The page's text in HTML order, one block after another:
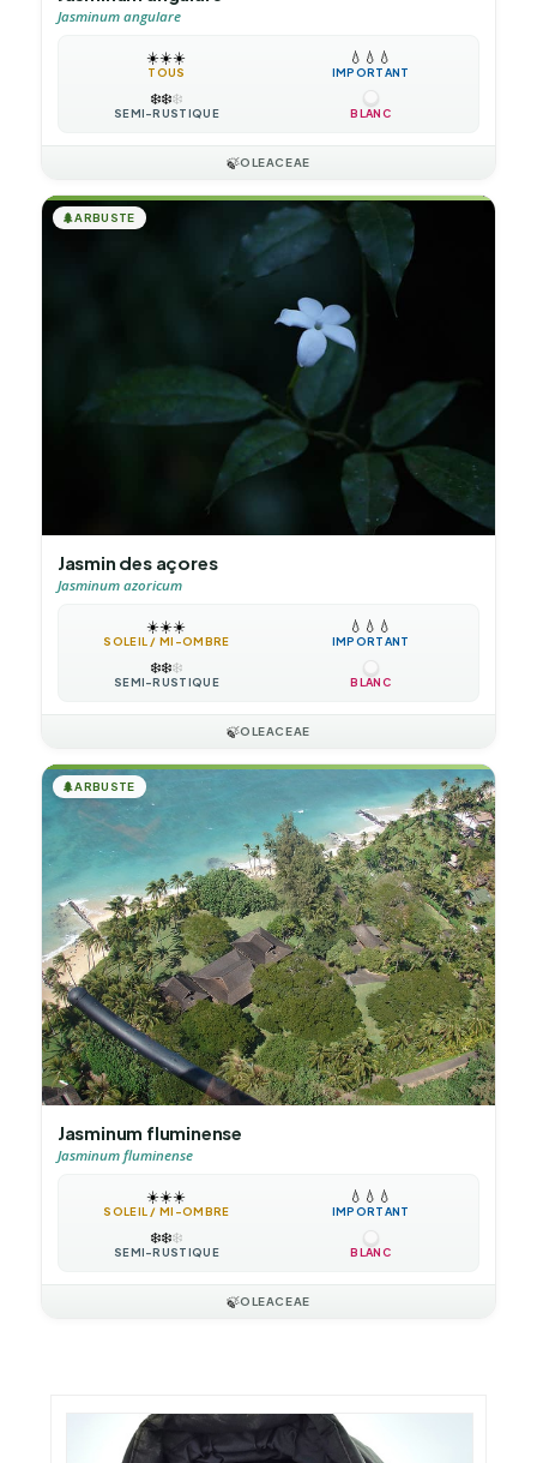
Jasminum angulare
☀️☀️☀️
TOUS
💧 💧 💧
IMPORTANT
❄️❄️❄️
SEMI-RUSTIQUE BLANC
🍃OLEACEAE
🌲ARBUSTE
Jasmin des açores
Jasminum azoricum
☀️☀️☀️
SOLEIL / MI-OMBRE
💧 💧 💧
IMPORTANT
❄️❄️❄️
SEMI-RUSTIQUE BLANC
🍃OLEACEAE
🌲ARBUSTE
Jasminum fluminense
Jasminum fluminense
☀️☀️☀️
SOLEIL / MI-OMBRE
💧 💧 💧
IMPORTANT
❄️❄️❄️
SEMI-RUSTIQUE BLANC
🍃OLEACEAE